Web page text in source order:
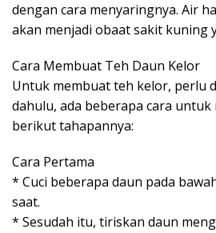
dengan cara menyaringnya. Air
akan menjadi obaat sakit kuning
Cara Membuat Teh Daun Kelor
Untuk membuat teh kelor, perlu
dahulu, ada beberapa cara
berikut tahapannya:
Cara Pertama
* Cuci beberapa daun pada
saat.
* Sesudah itu, tiriskan daun